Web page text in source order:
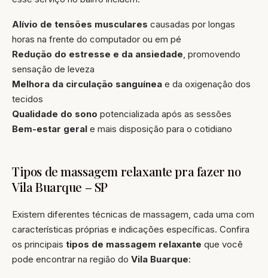
Alívio de tensões musculares causadas por longas
horas na frente do computador ou em pé
Redução do estresse e da ansiedade, promovendo
sensação de leveza
Melhora da circulação sanguínea e da oxigenação dos
tecidos
Qualidade do sono potencializada após as sessões
Bem-estar geral e mais disposição para o cotidiano
Tipos de massagem relaxante pra fazer no
Vila Buarque – SP
Existem diferentes técnicas de massagem, cada uma com
características próprias e indicações específicas. Confira
os principais tipos de massagem relaxante que você
pode encontrar na região do Vila Buarque: